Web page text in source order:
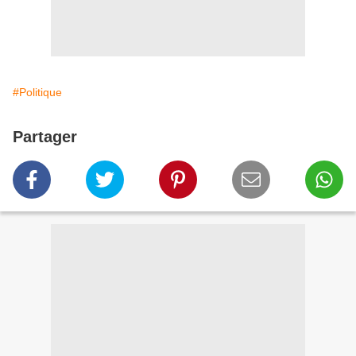
#Politique
Partager